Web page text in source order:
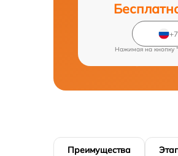
Нажимая на кнопку
Преимущества